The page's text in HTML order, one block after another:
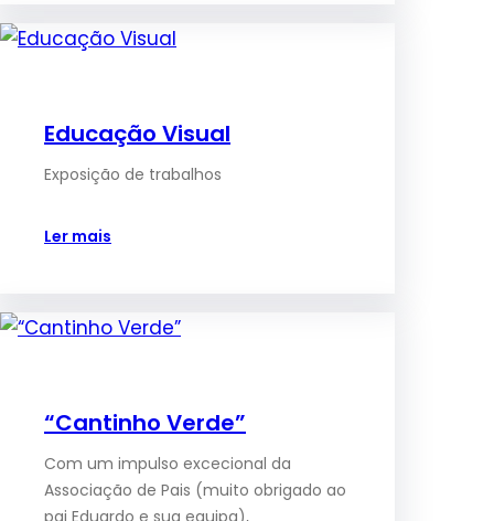
Educação Visual
Exposição de trabalhos
Ler mais
“Cantinho Verde”
Com um impulso excecional da
Associação de Pais (muito obrigado ao